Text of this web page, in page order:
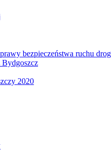
bezpieczeństwa ruchu
Bydgoszcz
2020